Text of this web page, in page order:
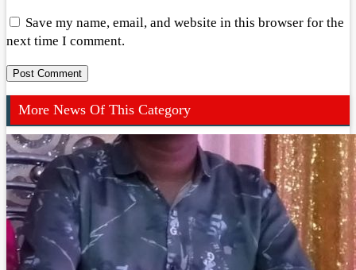
Save my name, email, and website in this browser for the
next time I comment.
More News Of This Category